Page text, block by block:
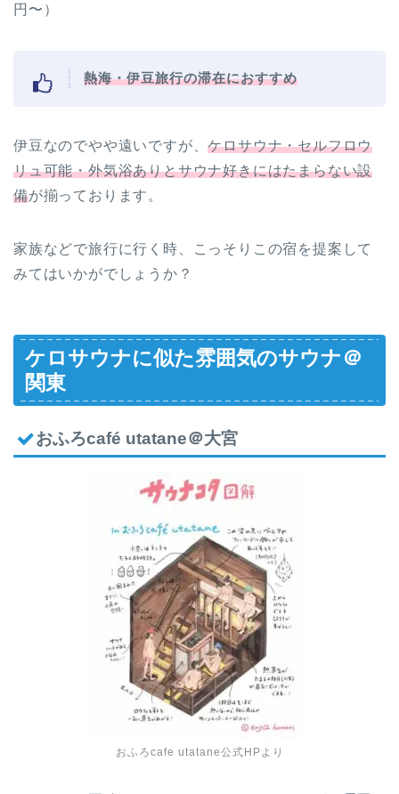
円〜）
熱海・伊豆旅行の滞在におすすめ
伊豆なのでやや遠いですが、ケロサウナ・セルフロウ
リュ可能・外気浴ありとサウナ好きにはたまらない設
備が揃っております。
家族などで旅行に行く時、こっそりこの宿を提案して
みてはいかがでしょうか？
ケロサウナに似た雰囲気のサウナ＠
関東
おふろcafé utatane＠大宮
おふろcafe utatane公式HPより